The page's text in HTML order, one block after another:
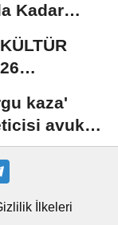
Kadar
kaza'
avukat
İlkeleri